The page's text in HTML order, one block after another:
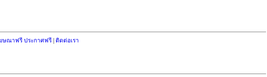
ษณาฟรี ประกาศฟรี| ติดต่อเรา